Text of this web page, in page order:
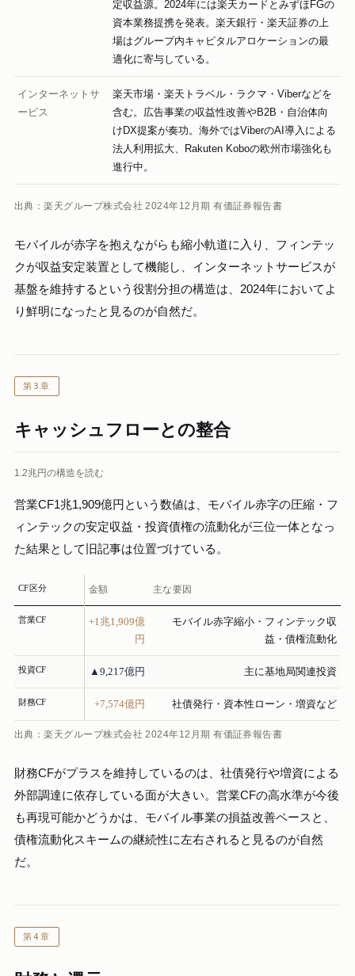
定収益源。2024年には楽天カードとみずほFGの
資本業務提携を発表。楽天銀行・楽天証券の上
場はグループ内キャピタルアロケーションの最
適化に寄与している。
インターネットサ
ービス
楽天市場・楽天トラベル・ラクマ・Viberなどを
含む。広告事業の収益性改善やB2B・自治体向
けDX提案が奏功。海外ではViberのAI導入による
法人利用拡大、Rakuten Koboの欧州市場強化も
進行中。
出典：楽天グループ株式会社 2024年12月期 有価証券報告書
モバイルが赤字を抱えながらも縮小軌道に入り、フィンテッ
クが収益安定装置として機能し、インターネットサービスが
基盤を維持するという役割分担の構造は、2024年においてよ
り鮮明になったと見るのが自然だ。
第3章
キャッシュフローとの整合
1.2兆円の構造を読む
営業CF1兆1,909億円という数値は、モバイル赤字の圧縮・フ
ィンテックの安定収益・投資債権の流動化が三位一体となっ
た結果として旧記事は位置づけている。
CF区分 金額 主な要因
営業CF
+1兆1,909億
円
モバイル赤字縮小・フィンテック収
益・債権流動化
投資CF ▲9,217億円 主に基地局関連投資
財務CF +7,574億円 社債発行・資本性ローン・増資など
出典：楽天グループ株式会社 2024年12月期 有価証券報告書
財務CFがプラスを維持しているのは、社債発行や増資による
外部調達に依存している面が大きい。営業CFの高水準が今後
も再現可能かどうかは、モバイル事業の損益改善ペースと、
債権流動化スキームの継続性に左右されると見るのが自然
だ。
第4章